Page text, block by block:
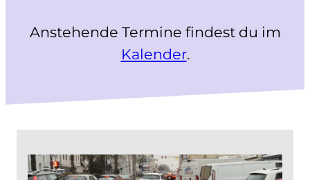
Anstehende Termine findest du im
Kalender.